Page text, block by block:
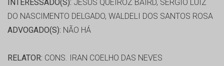
INTERESSADO(S): JESUS QUEIROZ BAIRD, SERGIO LUIZ
DO NASCIMENTO DELGADO, WALDELI DOS SANTOS ROSA
ADVOGADO(S): NÃO HÁ
RELATOR: CONS. IRAN COELHO DAS NEVES